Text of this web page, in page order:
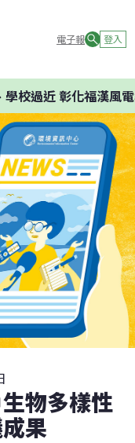
電子報 登入
校過近 彰化福漢風電
物多樣性
果